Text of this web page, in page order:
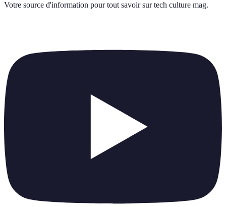
Votre source d'information pour tout savoir sur tech culture mag.